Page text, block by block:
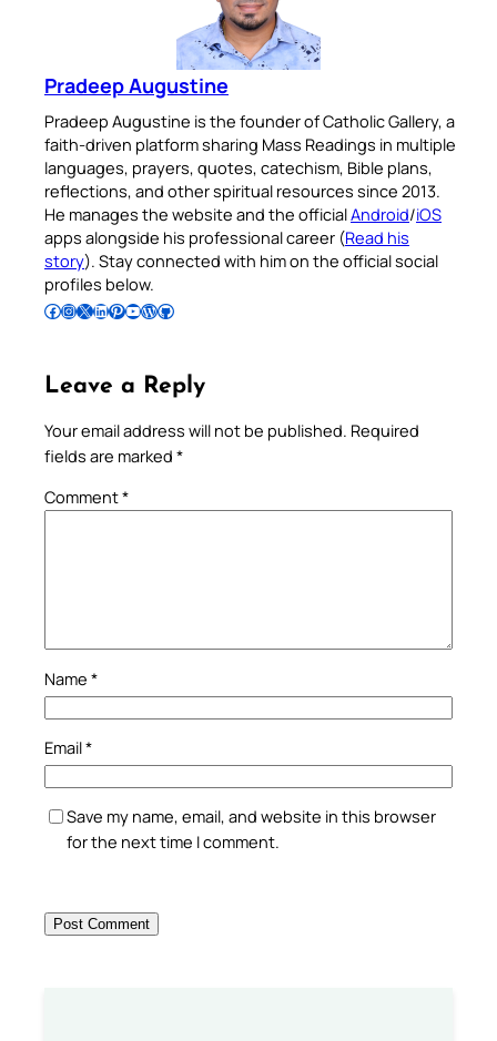
Pradeep Augustine
Pradeep Augustine is the founder of Catholic Gallery, a
faith-driven platform sharing Mass Readings in multiple
languages, prayers, quotes, catechism, Bible plans,
reflections, and other spiritual resources since 2013.
He manages the website and the officialAndroid/iOS
apps alongside his professional career (Read his
story). Stay connected with him on the official social
profiles below.
Follow Pradeep on Facebook Follow Pradeep on InstagramFollow Pradeep on X Follow Pradeep on LinkedIn Follow Pradeep on Pinterest Subscribe to Pradeep’s Youtube Channel Follow Pradeep on WordPress Follow Pradeep on GitHub
Leave a Reply
Your email address will not be published. Required
fields are marked *
Comment*
Name *
Email*
Save my name, email, and website in this browser
for the next time I comment.